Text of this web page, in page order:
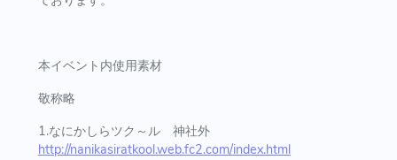
本イベント内使用素材
敬称略
1.なにかしらツク～ル 神社外
http://nanikasiratkool.web.fc2.com/index.html